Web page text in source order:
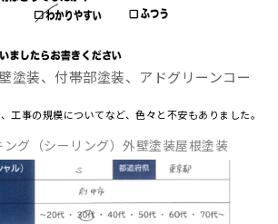
装、付帯部塗装、アドグリーンコー
工事の規模についてなど、色々と不安もありました。
グ（シーリング）外壁塗装屋根塗装